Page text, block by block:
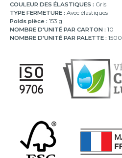
COULEUR DES ÉLASTIQUES : Gris
TYPE FERMETURE : Avec élastiques
Poids pièce : 153 g
NOMBRE D'UNITÉ PAR CARTON : 10
NOMBRE D'UNITÉ PAR PALETTE : 1500